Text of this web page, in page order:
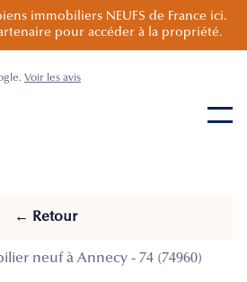
immobiliers NEUFS de France ici.
pour accéder à la propriété.
Voir les avis
← Retour
neuf à Annecy - 74 (74960)